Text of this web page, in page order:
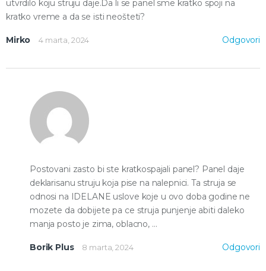
utvrdilo koju struju daje.Da li se panel sme kratko spoji na
kratko vreme a da se isti neošteti?
Mirko 4 marta, 2024 Odgovori
Postovani zasto bi ste kratkospajali panel? Panel daje
deklarisanu struju koja pise na nalepnici. Ta struja se
odnosi na IDELANE uslove koje u ovo doba godine ne
mozete da dobijete pa ce struja punjenje abiti daleko
manja posto je zima, oblacno, …
Borik Plus 8 marta, 2024 Odgovori